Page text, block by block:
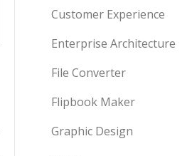
Customer Experience
Enterprise Architecture
File Converter
Flipbook Maker
Graphic Design